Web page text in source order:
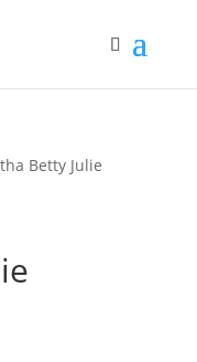
Betty Julie